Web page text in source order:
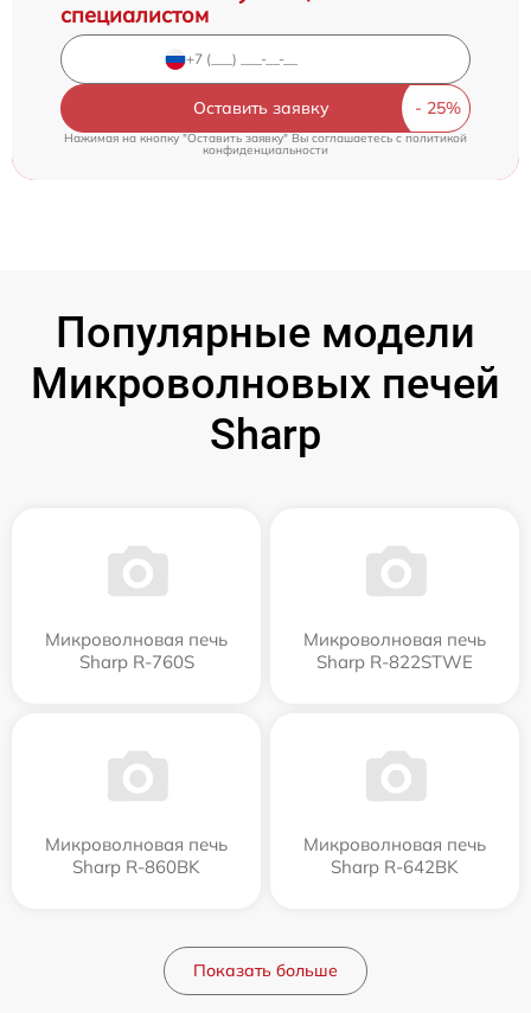
специалистом
Оставить заявку
Нажимая на кнопку "Оставить заявку" Вы соглашаетесь cполитикой
конфиденциальности
Популярные модели
Микроволновых печей
Sharp
Микроволновая печь
Sharp R-760S
Микроволновая печь
Sharp R-822STWE
Микроволновая печь
Sharp R-860BK
Микроволновая печь
Sharp R-642BK
Показать больше